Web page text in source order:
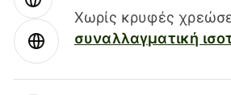
Χωρίς κρυφές
συναλλαγματική